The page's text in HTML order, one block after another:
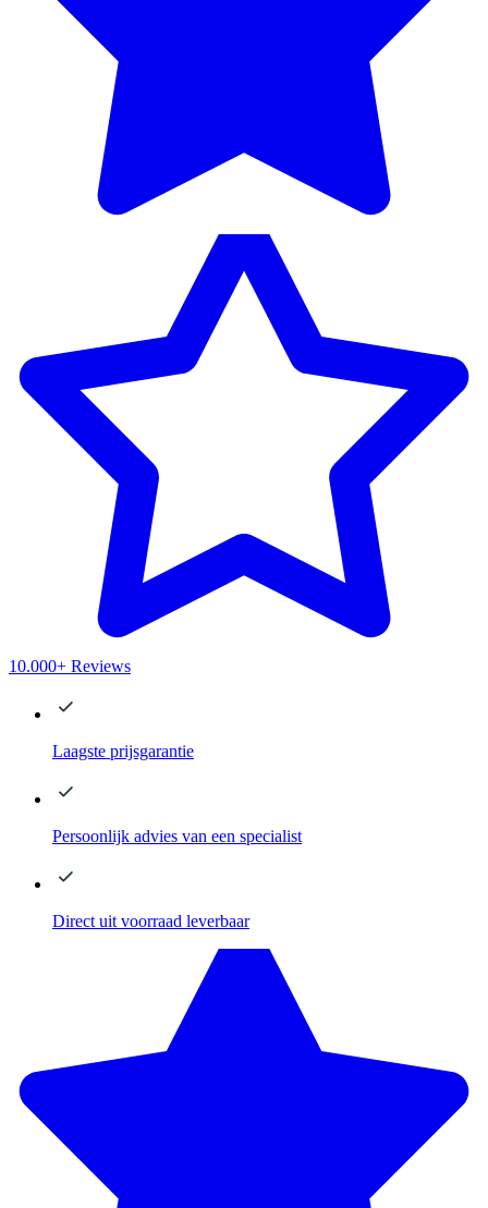
10.000+ Reviews
Laagste prijsgarantie
Persoonlijk advies van een specialist
Direct uit voorraad leverbaar